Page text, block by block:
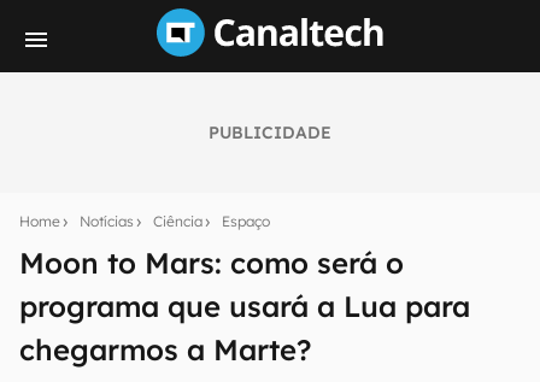
PUBLICIDADE
Home Notícias Ciência Espaço
Moon to Mars: como será o
programa que usará a Lua para
chegarmos a Marte?
notícias e reviews sobre tecnologia em primeira
E-mail